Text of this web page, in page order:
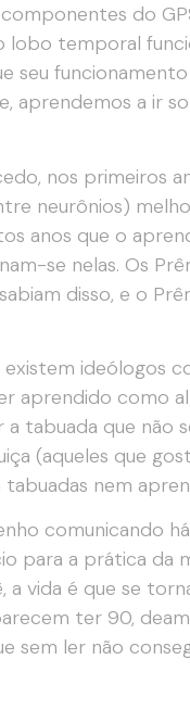
do
temporal
seu
a ir
nos primeiros
neurônios)
anos que o
se nelas. Os
disso, e o
ideólogos
aprendido como
tabuada que não
(aqueles que
nem
comunicando
para a prática da
a vida é que se
ter 90,
sem ler não